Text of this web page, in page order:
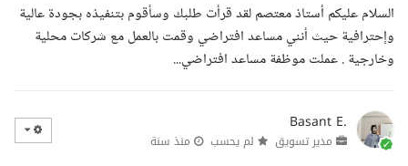
السلام عليكم أستاذ معتصم لقد قرأت طلبك وسأقوم بتنفيذه بجودة عالية
وإحترافية حيث أنني مساعد افتراضي وقمت بالعمل مع شركات محلية
وخارجية . عملت موظفة مساعد افتراضي...
Basant E.
مدير تسويق لم يحسب منذ سنة